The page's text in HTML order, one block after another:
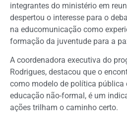
integrantes do ministério em
despertou o interesse para o
na educomunicação como
formação da juventude para a
A coordenadora executiva do
Rodrigues, destacou que o
como modelo de política pública
educação não-formal, é um
ações trilham o caminho certo.